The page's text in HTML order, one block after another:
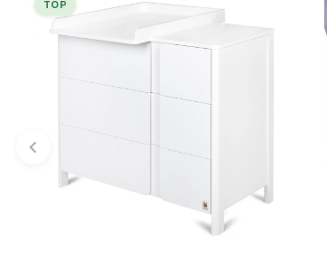
Соответствует стандарту ЕС: EN 716-1:2008 + A1:2013
TOP